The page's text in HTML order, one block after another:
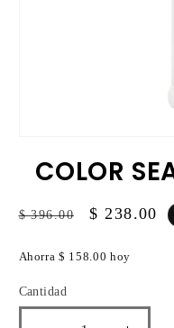
multimedia
una
ventana
COLOR
Precio
$ 396.00
Precio
oferta
$ 238.00
Ahorra $ 158.00 hoy
Cantidad